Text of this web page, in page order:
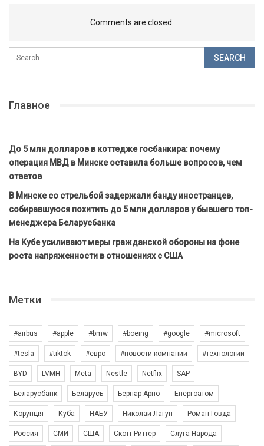
Comments are closed.
Главное
До 5 млн долларов в коттедже госбанкира: почему
операция МВД в Минске оставила больше вопросов, чем
ответов
В Минске со стрельбой задержали банду иностранцев,
собиравшуюся похитить до 5 млн долларов у бывшего топ-
менеджера Беларусбанка
На Кубе усиливают меры гражданской обороны на фоне
роста напряженности в отношениях с США
Метки
#airbus #apple #bmw #boeing #google #microsoft
#tesla #tiktok #евро #новости компаний #технологии
BYD LVMH Meta Nestle Netflix SAP
Беларусбанк Беларусь Бернар Арно Енергоатом
Корупція Куба НАБУ Николай Лагун Роман Говда
Россия СМИ США Скотт Риттер Слуга Народа